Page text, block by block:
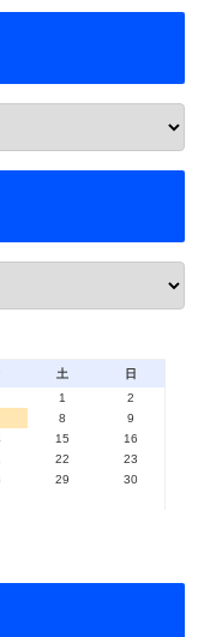
土
日
1
2
8
9
15
16
22
23
29
30